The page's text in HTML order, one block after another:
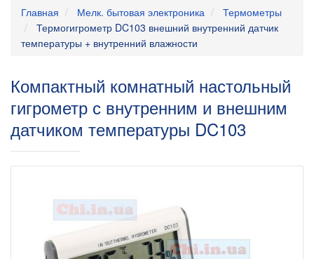
Главная Мелк. бытовая электроника
Термометры
Термогигрометр DC103 внешний внутренний датчик
температуры + внутренний влажности
Компактный комнатный настольный
гигрометр с внутренним и внешним
датчиком температуры DC103